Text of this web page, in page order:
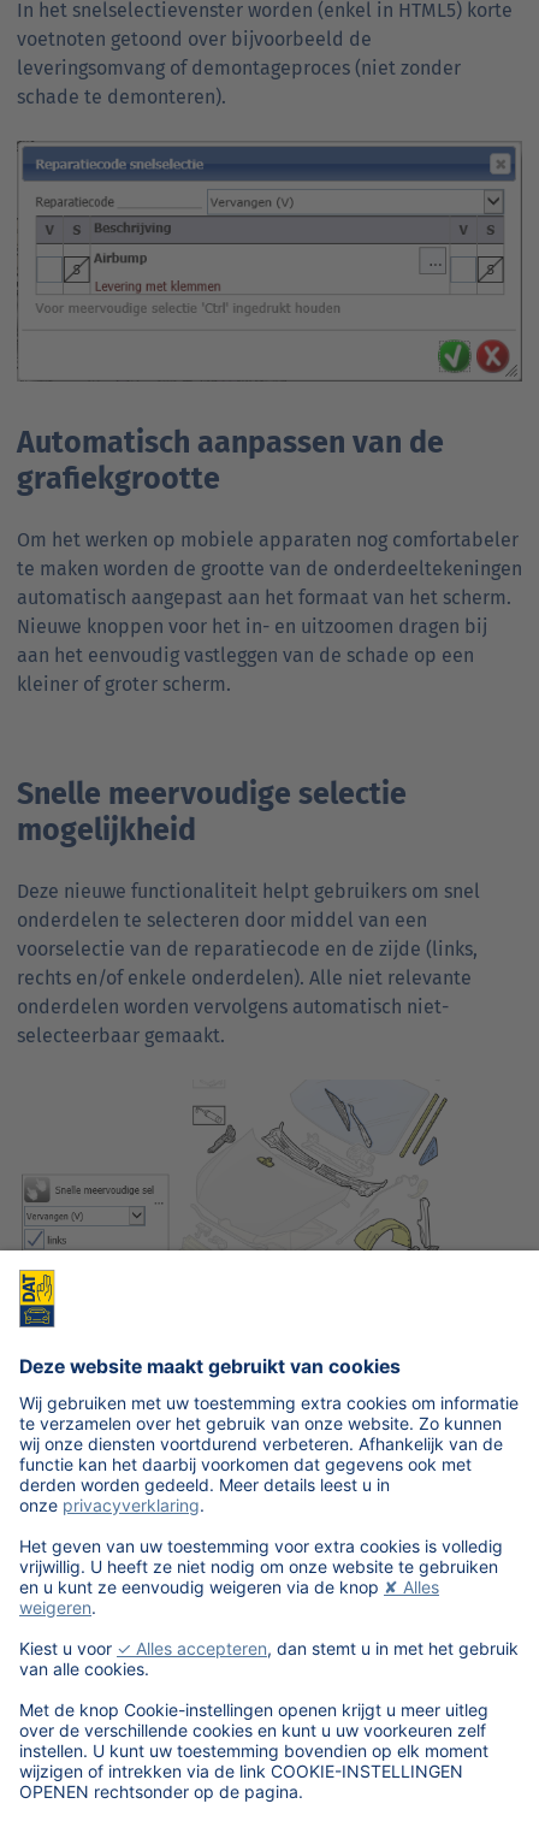
In het snelselectievenster worden (enkel in HTML5) korte
voetnoten getoond over bijvoorbeeld de
leveringsomvang of demontageproces (niet zonder
schade te demonteren).
Automatisch aanpassen van de
grafiekgrootte
Om het werken op mobiele apparaten nog comfortabeler
te maken worden de grootte van de onderdeeltekeningen
automatisch aangepast aan het formaat van het scherm.
Nieuwe knoppen voor het in- en uitzoomen dragen bij
aan het eenvoudig vastleggen van de schade op een
kleiner of groter scherm.
Snelle meervoudige selectie
mogelijkheid
Deze nieuwe functionaliteit helpt gebruikers om snel
onderdelen te selecteren door middel van een
voorselectie van de reparatiecode en de zijde (links,
rechts en/of enkele onderdelen). Alle niet relevante
onderdelen worden vervolgens automatisch niet-
selecteerbaar gemaakt.
Hoe te activeren?
De nieuwe HTML5-versie is per direct op ieder account
beschikbaar. Klikhier
om te zien hoe u zelf deze versie
activeert.